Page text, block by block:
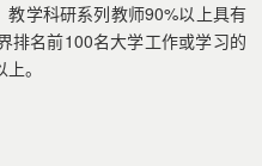
学科研系列教师90%以上具有
排名前100名大学工作或学习的
。